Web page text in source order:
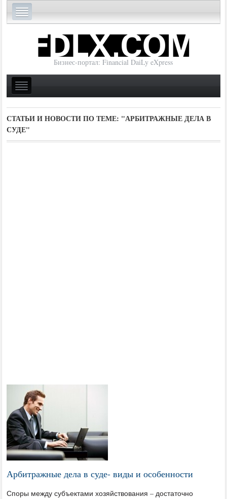
Бизнес-портал: Financial DaiLy eXpress
СТАТЬИ И НОВОСТИ ПО ТЕМЕ: "АРБИТРАЖНЫЕ ДЕЛА В
СУДЕ"
Арбитражные дела в суде- виды и особенности
Споры между субъектами хозяйствования – достаточно